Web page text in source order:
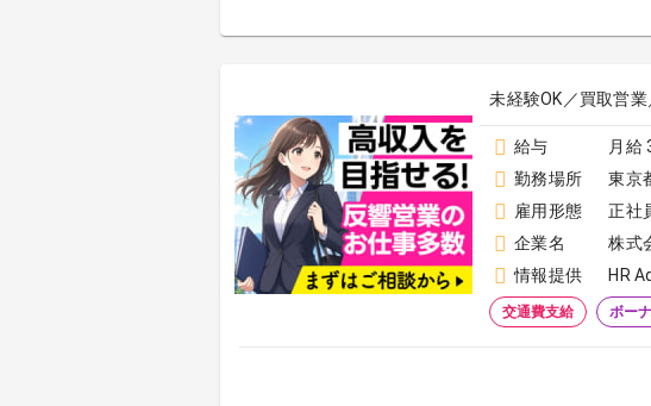
未経験OK／買取営
給与
月給
勤務場所
東京
雇用形態
正社
企業名
株式
情報提供
HR
交通費支給 ボー